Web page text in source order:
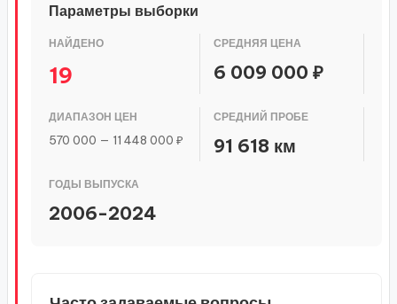
Параметры выборки
НАЙДЕНО
19
СРЕДНЯЯ ЦЕНА
6 009 000 ₽
ДИАПАЗОН ЦЕН
570 000 — 11 448 000 ₽
СРЕДНИЙ ПРОБЕ
91 618 км
ГОДЫ ВЫПУСКА
2006-2024